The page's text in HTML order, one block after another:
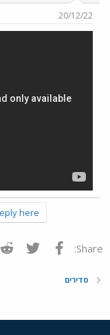
ש
א
20/12/22
here.
Share: פייסבוק
סדירים